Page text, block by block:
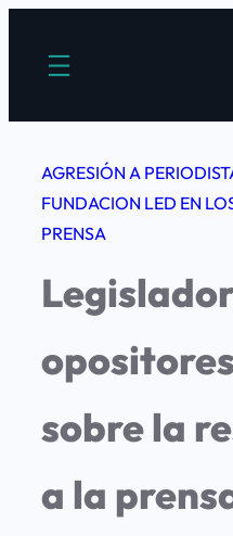
AGRESIÓN A
FUNDACION LED EN
PRENSA
sobre la
a la